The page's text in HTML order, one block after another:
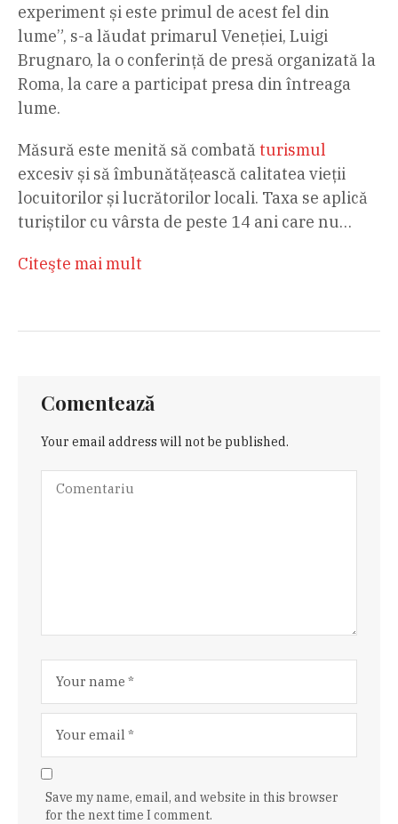
experiment și este primul de acest fel din
lume”, s-a lăudat primarul Veneției, Luigi
Brugnaro, la o conferință de presă organizată la
Roma, la care a participat presa din întreaga
lume.
Măsură este menită să combatăturismul
excesiv și să îmbunătățească calitatea vieții
locuitorilor și lucrătorilor locali. Taxa se aplică
turiștilor cu vârsta de peste 14 ani care nu…
Citeşte mai mult
Comentează
Your email address will not be published.
Save my name, email, and website in this browser
for the next time I comment.